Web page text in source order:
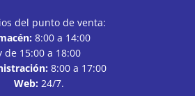
del punto de venta:
8:00 a 14:00
de 15:00 a 18:00
8:00 a 17:00
Web: 24/7.